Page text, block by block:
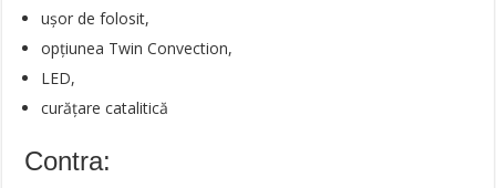
ușor de folosit,
opțiunea Twin Convection,
LED,
curățare catalitică
Contra: